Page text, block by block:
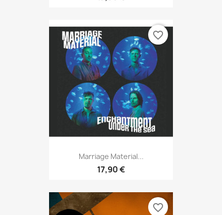
Marriage Material...
17,90 €
favorite_border
favorite_border